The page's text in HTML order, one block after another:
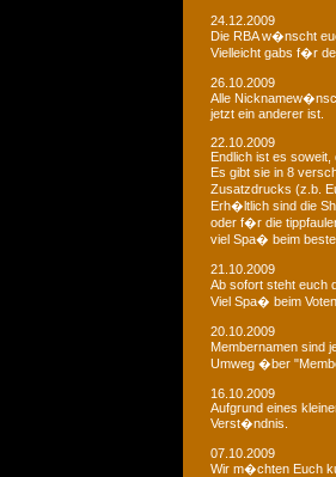
24.12.2009
Die RBA w�nscht
Vielleicht gabs f�r
26.10.2009
Alle
jetzt ein anderer ist.
22.10.2009
Endlich ist es soweit,
Es gibt sie in 8
Zusatzdrucks (z.b.
Erh�ltlich sind die
oder f�r die
viel Spa� beim
21.10.2009
Ab sofort steht euch
Viel Spa� beim
20.10.2009
Membernamen sind
Umweg �ber
16.10.2009
Aufgrund eines
Verst�ndnis.
07.10.2009
Wir m�chten Euch